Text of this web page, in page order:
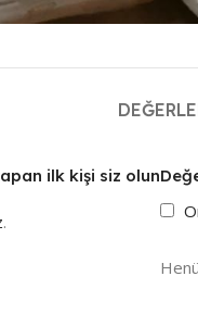
ilk kişi siz olun
.